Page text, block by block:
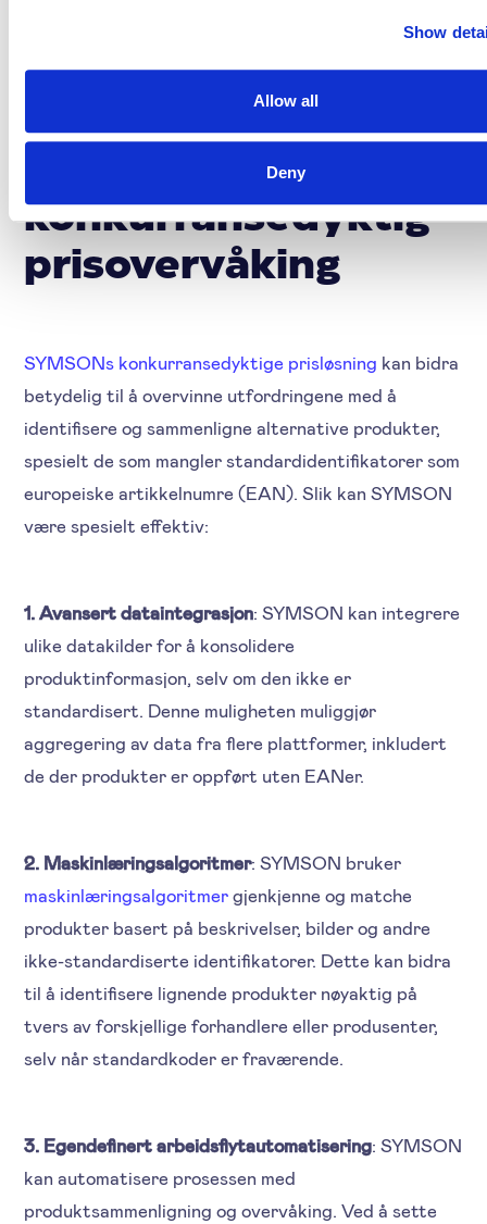
Show
Allow all
Deny
hjelper deg med å
overvinne slike
utfordringer i
konkurransedyktig
prisovervåking
SYMSONs konkurransedyktige prisløsning kan bidra
betydelig til å overvinne utfordringene med å
identifisere og sammenligne alternative produkter,
spesielt de som mangler standardidentifikatorer som
europeiske artikkelnumre (EAN). Slik kan SYMSON
være spesielt effektiv:
1. Avansert dataintegrasjon: SYMSON kan integrere
ulike datakilder for å konsolidere
produktinformasjon, selv om den ikke er
standardisert. Denne muligheten muliggjør
aggregering av data fra flere plattformer, inkludert
de der produkter er oppført uten EANer.
2. Maskinlæringsalgoritmer: SYMSON bruker
maskinlæringsalgoritmer gjenkjenne og matche
produkter basert på beskrivelser, bilder og andre
ikke-standardiserte identifikatorer. Dette kan bidra
til å identifisere lignende produkter nøyaktig på
tvers av forskjellige forhandlere eller produsenter,
selv når standardkoder er fraværende.
3. Egendefinert arbeidsflytautomatisering: SYMSON
kan automatisere prosessen med
produktsammenligning og overvåking. Ved å sette